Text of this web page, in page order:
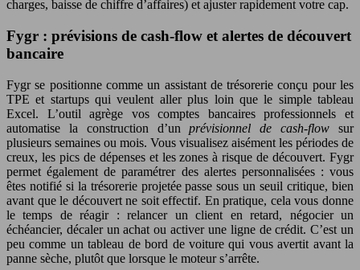
charges, baisse de chiffre d’affaires) et ajuster rapidement votre cap.
Fygr : prévisions de cash-flow et alertes de découvert
bancaire
Fygr se positionne comme un assistant de trésorerie conçu pour les
TPE et startups qui veulent aller plus loin que le simple tableau
Excel. L’outil agrège vos comptes bancaires professionnels et
automatise la construction d’unprévisionnel de cash-flow sur
plusieurs semaines ou mois. Vous visualisez aisément les périodes de
creux, les pics de dépenses et les zones à risque de découvert. Fygr
permet également de paramétrer des alertes personnalisées : vous
êtes notifié si la trésorerie projetée passe sous un seuil critique, bien
avant que le découvert ne soit effectif. En pratique, cela vous donne
le temps de réagir : relancer un client en retard, négocier un
échéancier, décaler un achat ou activer une ligne de crédit. C’est un
peu comme un tableau de bord de voiture qui vous avertit avant la
panne sèche, plutôt que lorsque le moteur s’arrête.